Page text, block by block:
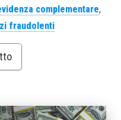
complementare,
fraudolenti